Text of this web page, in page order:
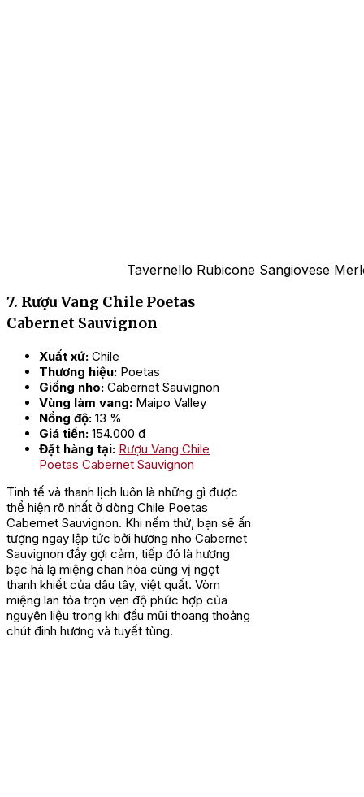
Tavernello Rubicone Sangiovese
7. Rượu Vang Chile Poetas
Cabernet Sauvignon
Xuất xứ: Chile
Thương hiệu: Poetas
Giống nho: Cabernet Sauvignon
Vùng làm vang: Maipo Valley
Nồng độ: 13 %
Giá tiền: 154.000 đ
Đặt hàng tại: Rượu Vang Chile
Poetas Cabernet Sauvignon
Tinh tế và thanh lịch luôn là những gì được
thể hiện rõ nhất ở dòng Chile Poetas
Cabernet Sauvignon. Khi nếm thử, bạn sẽ ấn
tượng ngay lập tức bởi hương nho Cabernet
Sauvignon đầy gợi cảm, tiếp đó là hương
bạc hà lạ miệng chan hòa cùng vị ngọt
thanh khiết của dâu tây, việt quất. Vòm
miệng lan tỏa trọn vẹn độ phức hợp của
nguyên liệu trong khi đầu mũi thoang thoảng
chút đinh hương và tuyết tùng.